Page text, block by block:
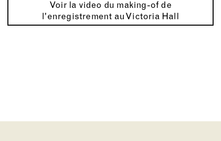
Voir la video du making-of de
l'enregistrement au Victoria Hall